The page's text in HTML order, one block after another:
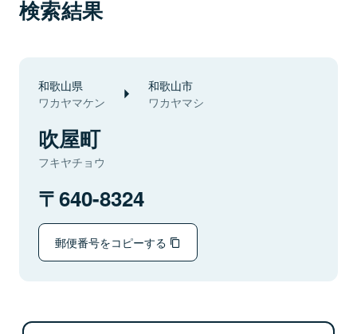
検索結果
和歌山県
ワカヤマケン
和歌山市
ワカヤマシ
吹屋町
フキヤチョウ
640-8324
郵便番号をコピーする